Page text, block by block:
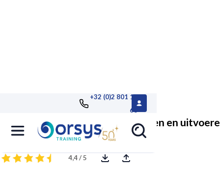
+32 (0)2 801 13
68
Een strategisch project ontwerpen en
4,4 / 5